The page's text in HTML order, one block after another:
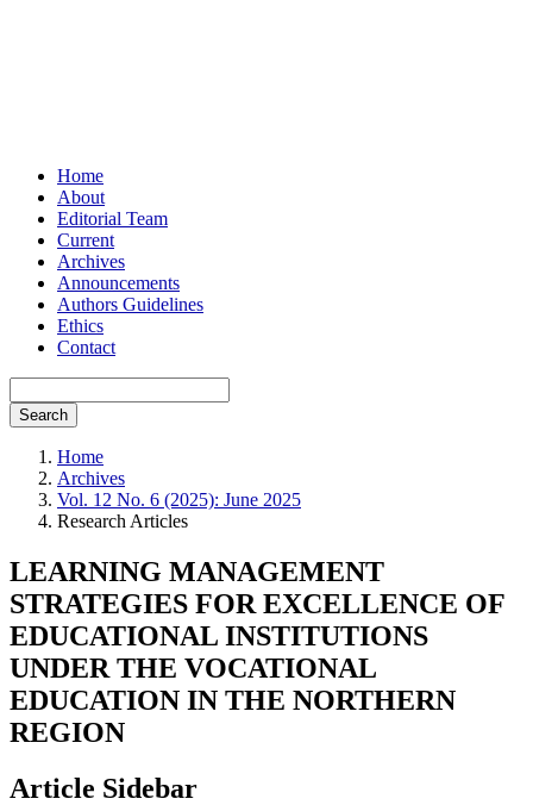
Home
About
Editorial Team
Current
Archives
Announcements
Authors Guidelines
Ethics
Contact
Search
Home
Archives
Vol. 12 No. 6 (2025): June 2025
Research Articles
LEARNING MANAGEMENT
STRATEGIES FOR EXCELLENCE OF
EDUCATIONAL INSTITUTIONS
UNDER THE VOCATIONAL
EDUCATION IN THE NORTHERN
REGION
Article Sidebar